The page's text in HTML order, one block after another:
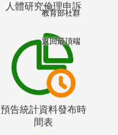
人體研究倫理申訴
預告統計資料發布時
間表
教育部社群
返回最頂端